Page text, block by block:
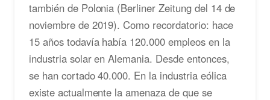
también de Polonia (Berliner Zeitung del 14 de
noviembre de 2019). Como recordatorio: hace
15 años todavía había 120.000 empleos en la
industria solar en Alemania. Desde entonces,
se han cortado 40.000. En la industria eólica
existe actualmente la amenaza de que se